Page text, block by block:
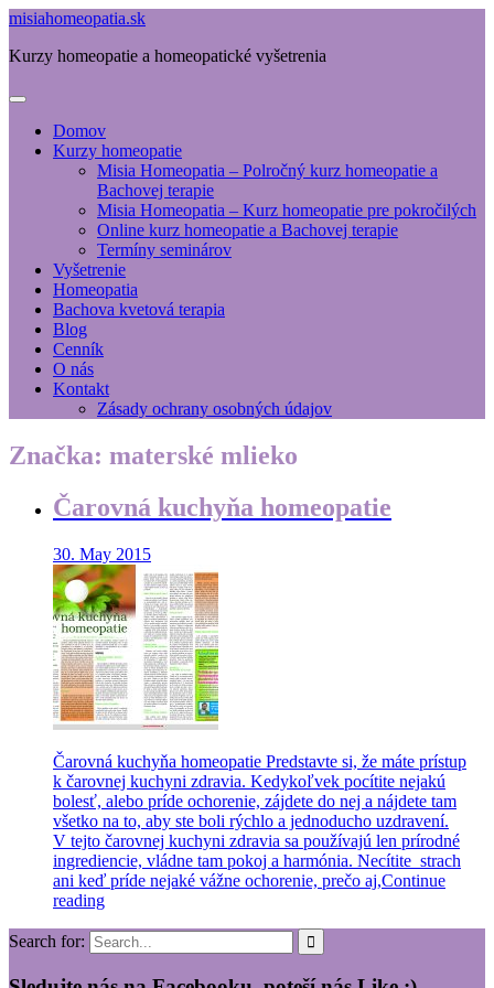
misiahomeopatia.sk
Kurzy homeopatie a homeopatické vyšetrenia
Domov
Kurzy homeopatie
Misia Homeopatia – Polročný kurz homeopatie a
Bachovej terapie
Misia Homeopatia – Kurz homeopatie pre pokročilých
Online kurz homeopatie a Bachovej terapie
Termíny seminárov
Vyšetrenie
Homeopatia
Bachova kvetová terapia
Blog
Cenník
O nás
Kontakt
Zásady ochrany osobných údajov
Značka: materské mlieko
Čarovná kuchyňa homeopatie
30. May 2015
Čarovná kuchyňa homeopatie Predstavte si, že máte prístup
k čarovnej kuchyni zdravia. Kedykoľvek pocítite nejakú
bolesť, alebo príde ochorenie, zájdete do nej a nájdete tam
všetko na to, aby ste boli rýchlo a jednoducho uzdravení.
V tejto čarovnej kuchyni zdravia sa používajú len prírodné
ingrediencie, vládne tam pokoj a harmónia. Necítite strach
ani keď príde nejaké vážne ochorenie, prečo aj,Continue
reading
Search for: